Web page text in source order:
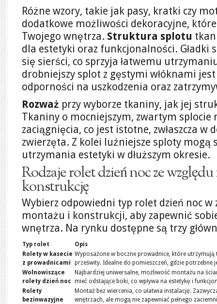
Różne wzory, takie jak pasy, kratki czy
dodatkowe możliwości dekoracyjne,
Twojego wnętrza. Struktura splotu
dla estetyki oraz funkcjonalności. Gładki
się sierści, co sprzyja łatwemu
drobniejszy splot z gęstymi włóknami
odporności na uszkodzenia oraz
Rozważ przy wyborze tkaniny, jak jej
Tkaniny o mocniejszym, zwartym
zaciągnięcia, co jest istotne, zwłaszcza w
zwierzęta. Z kolei luźniejsze sploty mogą
utrzymania estetyki w dłuższym okresie.
Rodzaje rolet dzień noc ze
konstrukcję
Wybierz odpowiedni typ rolet dzień noc w
montażu i konstrukcji, aby zapewnić
wnętrza. Na rynku dostępne są trzy
Typ rolet
Opis
Rolety w kasecie
z prowadnicami
Wyposażone w boczne prowadnice, które
prześwity. Idealne do pomieszczeń, gdzie potrzebne
Wolnowiszące
rolety dzień noc
Najbardziej uniwersalne, możliwość montażu na
mieć odstające boki, co wpływa na estetykę i
Rolety
bezinwazyjne
Montaż bez wiercenia, co ułatwia instalację.
wnętrzach, ale mogą nie zapewniać pełnego